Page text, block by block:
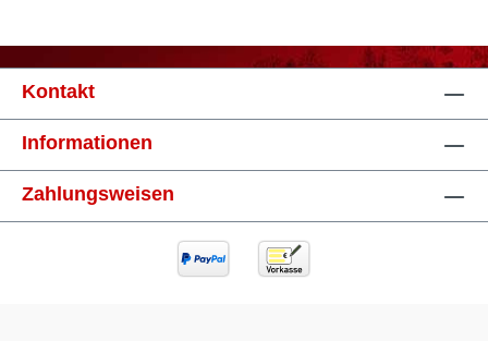
Kontakt
Informationen
Zahlungsweisen